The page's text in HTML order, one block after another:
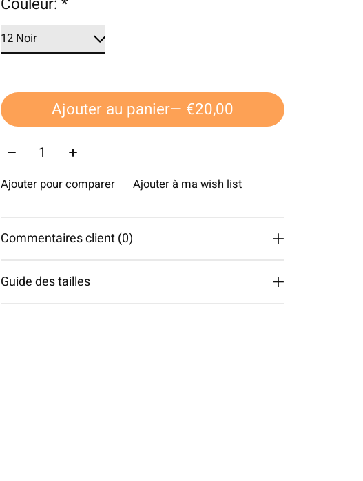
Ajouter au panier
— €20,00
Quantité:
Ajouter pour comparer Ajouter à ma wish list
Commentaires client (0)
Guide des tailles